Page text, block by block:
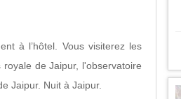
à l’hôtel. Vous visiterez les
de Jaipur, l'observatoire
Jaipur. Nuit à Jaipur.